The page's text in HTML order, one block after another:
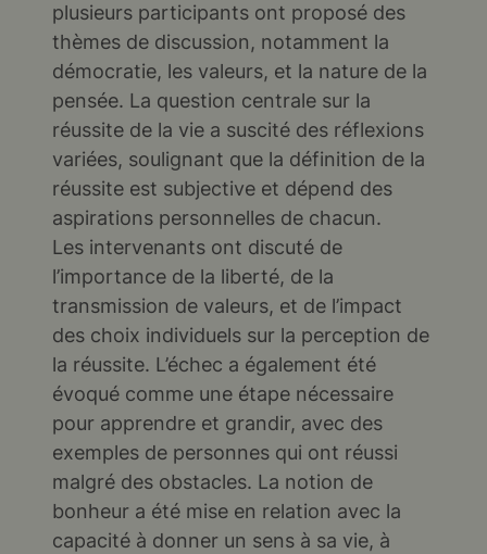
plusieurs participants ont proposé des
thèmes de discussion, notamment la
démocratie, les valeurs, et la nature de la
pensée. La question centrale sur la
réussite de la vie a suscité des réflexions
variées, soulignant que la définition de la
réussite est subjective et dépend des
aspirations personnelles de chacun.
Les intervenants ont discuté de
l’importance de la liberté, de la
transmission de valeurs, et de l’impact
des choix individuels sur la perception de
la réussite. L’échec a également été
évoqué comme une étape nécessaire
pour apprendre et grandir, avec des
exemples de personnes qui ont réussi
malgré des obstacles. La notion de
bonheur a été mise en relation avec la
capacité à donner un sens à sa vie, à